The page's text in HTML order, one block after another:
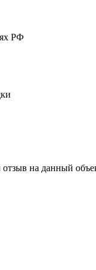
РФ
отзыв на данный